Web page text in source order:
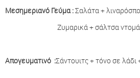
Μεσημεριανό Γεύμα :Σαλάτα +
Ζυμαρικά + σάλτσα
Απογευματινό :Σάντουιτς + τόνο σε